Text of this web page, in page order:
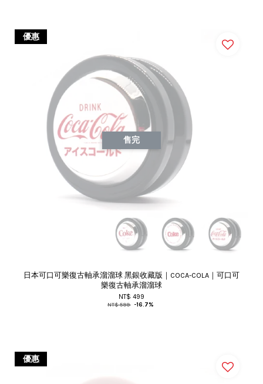
優惠
售完
日本可口可樂復古軸承溜溜球 黑銀收藏版｜COCA-COLA｜可口可
樂復古軸承溜溜球
NT$ 499
NT$ 599 -16.7%
優惠